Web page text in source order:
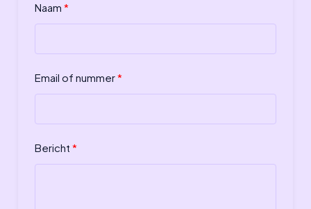
Naam
Email of nummer
Bericht